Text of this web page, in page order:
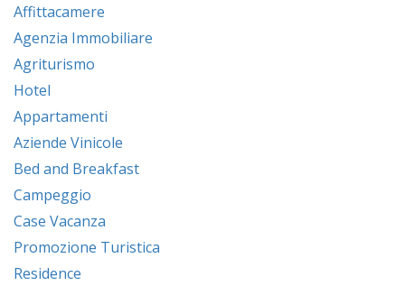
Affittacamere
Agenzia Immobiliare
Agriturismo
Hotel
Appartamenti
Aziende Vinicole
Bed and Breakfast
Campeggio
Case Vacanza
Promozione Turistica
Residence